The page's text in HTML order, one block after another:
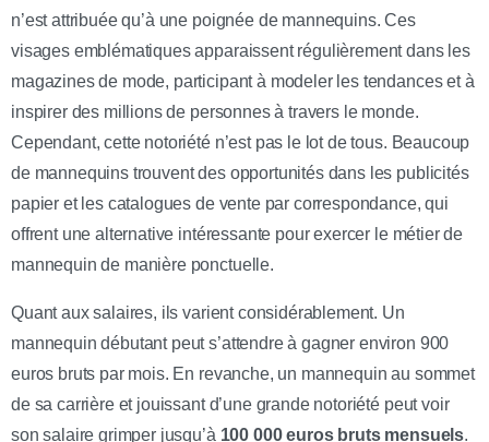
n’est attribuée qu’à une poignée de mannequins. Ces
visages emblématiques apparaissent régulièrement dans les
magazines de mode, participant à modeler les tendances et à
inspirer des millions de personnes à travers le monde.
Cependant, cette notoriété n’est pas le lot de tous. Beaucoup
de mannequins trouvent des opportunités dans les publicités
papier et les catalogues de vente par correspondance, qui
offrent une alternative intéressante pour exercer le métier de
mannequin de manière ponctuelle.
Quant aux salaires, ils varient considérablement. Un
mannequin débutant peut s’attendre à gagner environ 900
euros bruts par mois. En revanche, un mannequin au sommet
de sa carrière et jouissant d’une grande notoriété peut voir
son salaire grimper jusqu’à 100 000 euros bruts mensuels.